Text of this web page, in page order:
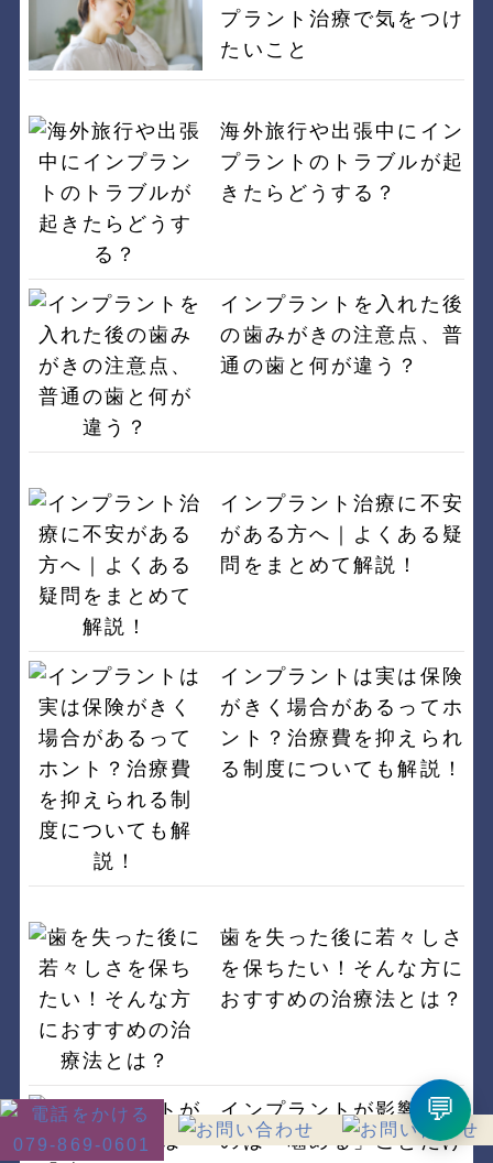
プラント治療で気をつけ
たいこと
海外旅行や出張中にイン
プラントのトラブルが起
きたらどうする？
インプラントを入れた後
の歯みがきの注意点、普
通の歯と何が違う？
インプラント治療に不安
がある方へ｜よくある疑
問をまとめて解説！
インプラントは実は保険
がきく場合があるってホ
ント？治療費を抑えられ
る制度についても解説！
歯を失った後に若々しさ
を保ちたい！そんな方に
おすすめの治療法とは？
インプラントが影響する
のは「噛める」ことだけ
💬